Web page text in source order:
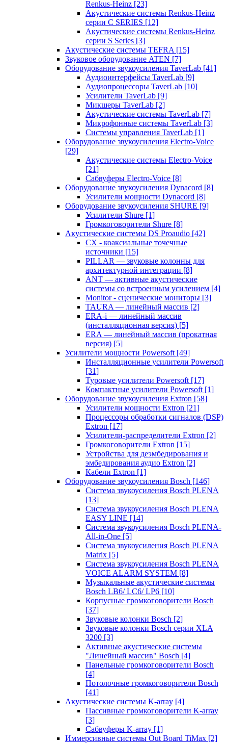
Renkus-Heinz [23]
Акустические системы Renkus-Heinz
серии C SERIES [12]
Акустические системы Renkus-Heinz
серии S Series [3]
Акустические системы TEFRA [15]
Звуковое оборудование ATEN [7]
Оборудование звукоусиления TaverLab [41]
Аудиоинтерфейсы TaverLab [9]
Аудиопроцессоры TaverLab [10]
Усилители TaverLab [9]
Микшеры TaverLab [2]
Акустические системы TaverLab [7]
Микрофонные системы TaverLab [3]
Системы управления TaverLab [1]
Оборудование звукоусиления Electro-Voice
[29]
Акустические системы Electro-Voice
[21]
Сабвуферы Electro-Voice [8]
Оборудование звукоусиления Dynacord [8]
Усилители мощности Dynacord [8]
Оборудование звукоусиления SHURE [9]
Усилители Shure [1]
Громкоговорители Shure [8]
Акустические системы DS Proaudio [42]
CX - коаксиальные точечные
источники [15]
PILLAR — звуковые колонны для
архитектурной интеграции [8]
ANT — активные акустические
системы со встроенным усилением [4]
Monitor - сценические мониторы [3]
TAURA — линейный массив [2]
ERA-i — линейный массив
(инсталляционная версия) [5]
ERA — линейный массив (прокатная
версия) [5]
Усилители мощности Powersoft [49]
Инсталляционные усилители Powersoft
[31]
Туровые усилители Powersoft [17]
Компактные усилители Powersoft [1]
Оборудование звукоусиления Extron [58]
Усилители мощности Extron [21]
Процессоры обработки сигналов (DSP)
Extron [17]
Усилители-распределители Extron [2]
Громкоговорители Extron [15]
Устройства для деэмбедирования и
эмбедирования аудио Extron [2]
Кабели Extron [1]
Оборудование звукоусиления Bosch [146]
Система звукоусиления Bosch PLENA
[13]
Система звукоусиления Bosch PLENA
EASY LINE [14]
Система звукоусиления Bosch PLENA-
All-in-One [5]
Система звукоусиления Bosch PLENA
Matrix [5]
Система звукоусиления Bosch PLENA
VOICE ALARM SYSTEM [8]
Музыкальные акустические системы
Bosch LB6/ LC6/ LP6 [10]
Корпусные громкоговорители Bosch
[37]
Звуковые колонки Bosch [2]
Звуковые колонки Bosch серии XLA
3200 [3]
Активные акустические системы
"Линейный массив" Bosch [4]
Панельные громкоговорители Bosch
[4]
Потолочные громкоговорители Bosch
[41]
Акустические системы K-array [4]
Пассивные громкоговорители K-array
[3]
Сабвуферы K-array [1]
Иммерсивные системы Out Board TiMax [2]